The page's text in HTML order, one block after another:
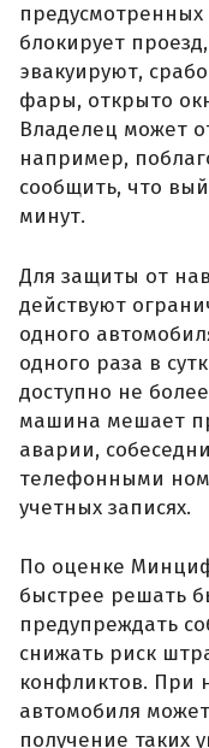
блокирует
эвакуируют,
фары, открыто
Владелец может
например,
сообщить, что
минут.
Для защиты от
действуют
одного
одного раза в
доступно не
машина мешает
аварии,
телефонными
учетных записях.
По оценке
быстрее решать
предупреждать
снижать риск
конфликтов. При
автомобиля
получение таких